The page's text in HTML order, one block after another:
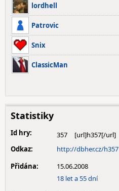
lordhell
Patrovic
Snix
ClassicMan
Statistiky
Id hry:
357
Odkaz:
http://dbher.cz/h357
Přidána:
15.06.2008
18 let a 55 dní